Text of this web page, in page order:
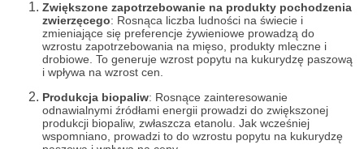
Zwiększone zapotrzebowanie na produkty pochodzenia
zwierzęcego: Rosnąca liczba ludności na świecie i
zmieniające się preferencje żywieniowe prowadzą do
wzrostu zapotrzebowania na mięso, produkty mleczne i
drobiowe. To generuje wzrost popytu na kukurydzę paszową
i wpływa na wzrost cen.
Produkcja biopaliw: Rosnące zainteresowanie
odnawialnymi źródłami energii prowadzi do zwiększonej
produkcji biopaliw, zwłaszcza etanolu. Jak wcześniej
wspomniano, prowadzi to do wzrostu popytu na kukurydzę